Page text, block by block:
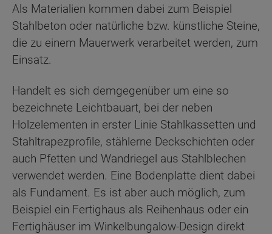
Als Materialien kommen dabei zum Beispiel
Stahlbeton oder natürliche bzw. künstliche Steine,
die zu einem Mauerwerk verarbeitet werden, zum
Einsatz.
Handelt es sich demgegenüber um eine so
bezeichnete Leichtbauart, bei der neben
Holzelementen in erster Linie Stahlkassetten und
Stahltrapezprofile, stählerne Deckschichten oder
auch Pfetten und Wandriegel aus Stahlblechen
verwendet werden. Eine Bodenplatte dient dabei
als Fundament. Es ist aber auch möglich, zum
Beispiel ein Fertighaus als Reihenhaus oder ein
Fertighäuser im Winkelbungalow-Design direkt